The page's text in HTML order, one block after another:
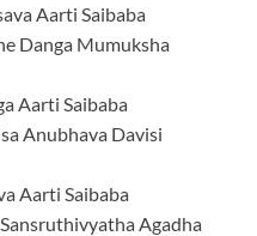
Aarti Saibaba
Danga Mumuksha
Aarti Saibaba
Anubhava Davisi
Aarti Saibaba
Agadha